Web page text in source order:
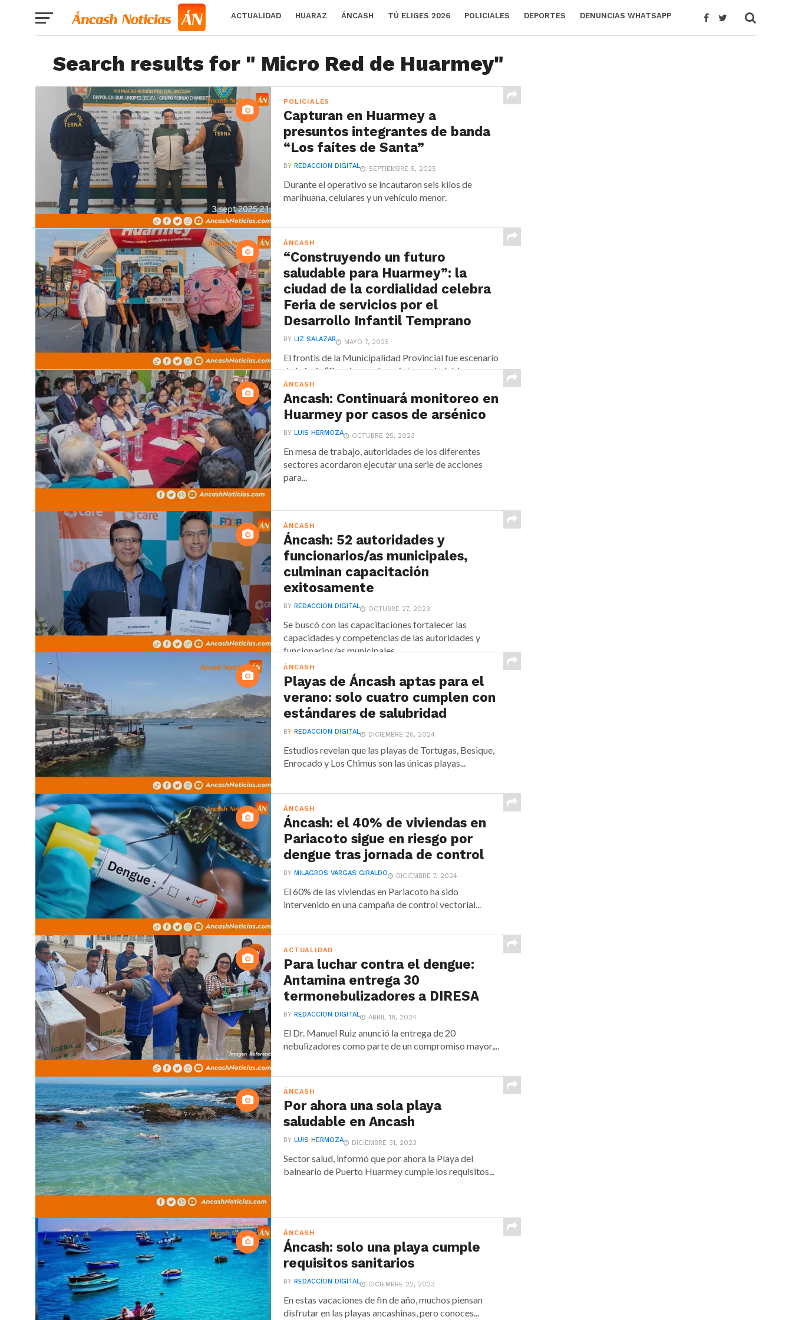
ACTUALIDAD HUARAZ ÁNCASH TÚ ELIGES 2026 POLICIALES DEPORTES DENUNCIAS WHATSAPP
Search results for " Micro Red de Huarmey"
POLICIALES
Capturan en Huarmey a
presuntos integrantes de banda
“Los faítes de Santa”
BYREDACCION DIGITAL SEPTIEMBRE 5, 2025
Durante el operativo se incautaron seis kilos de
marihuana, celulares y un vehículo menor.
ÁNCASH
“Construyendo un futuro
saludable para Huarmey”: la
ciudad de la cordialidad celebra
Feria de servicios por el
Desarrollo Infantil Temprano
BYLIZ SALAZAR MAYO 7, 2025
El frontis de la Municipalidad Provincial fue escenario
de la feria “Construyendo un futuro saludable para...
ÁNCASH
Ancash: Continuará monitoreo en
Huarmey por casos de arsénico
BYLUIS HERMOZA OCTUBRE 25, 2023
En mesa de trabajo, autoridades de los diferentes
sectores acordaron ejecutar una serie de acciones
para...
ÁNCASH
Áncash: 52 autoridades y
funcionarios/as municipales,
culminan capacitación
exitosamente
BYREDACCION DIGITAL OCTUBRE 27, 2023
Se buscó con las capacitaciones fortalecer las
capacidades y competencias de las autoridades y
funcionarios/as municipales,...
ÁNCASH
Playas de Áncash aptas para el
verano: solo cuatro cumplen con
estándares de salubridad
BYREDACCION DIGITAL DICIEMBRE 26, 2024
Estudios revelan que las playas de Tortugas, Besique,
Enrocado y Los Chimus son las únicas playas...
ÁNCASH
Áncash: el 40% de viviendas en
Pariacoto sigue en riesgo por
dengue tras jornada de control
BYMILAGROS VARGAS GIRALDO DICIEMBRE 7, 2024
El 60% de las viviendas en Pariacoto ha sido
intervenido en una campaña de control vectorial...
ACTUALIDAD
Para luchar contra el dengue:
Antamina entrega 30
termonebulizadores a DIRESA
BYREDACCION DIGITAL ABRIL 18, 2024
El Dr. Manuel Ruiz anunció la entrega de 20
nebulizadores como parte de un compromiso mayor,...
ÁNCASH
Por ahora una sola playa
saludable en Ancash
BYLUIS HERMOZA DICIEMBRE 31, 2023
Sector salud, informó que por ahora la Playa del
balneario de Puerto Huarmey cumple los requisitos...
ÁNCASH
Áncash: solo una playa cumple
requisitos sanitarios
BYREDACCION DIGITAL DICIEMBRE 22, 2023
En estas vacaciones de fin de año, muchos piensan
disfrutar en las playas ancashinas, pero conoces...